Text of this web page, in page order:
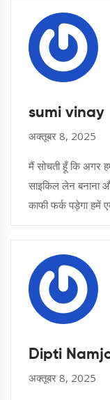
sumi vinay
अक्तूबर 8, 2025
मैं सोचती हूँ कि अगर
साइकिल लेन बनाना
काफी फर्क पड़ेगा हमें
Dipti
अक्तूबर 8, 2025